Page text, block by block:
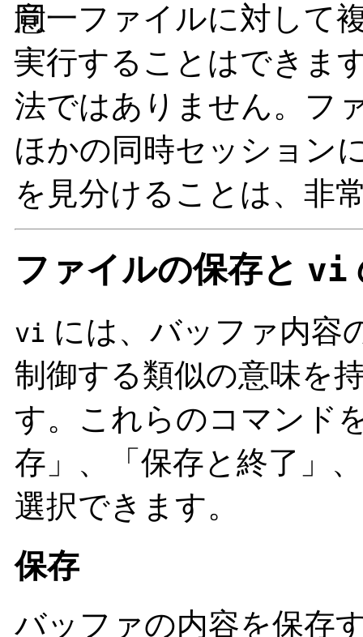
同一ファイルに対して
実行することはできま
法ではありません。フ
ほかの同時セッション
を見分けることは、非
ファイルの保存と vi
vi には、バッファ内容
制御する類似の意味を
す。これらのコマンド
存」、「保存と終了」
選択できます。
保存
バッファの内容を保存